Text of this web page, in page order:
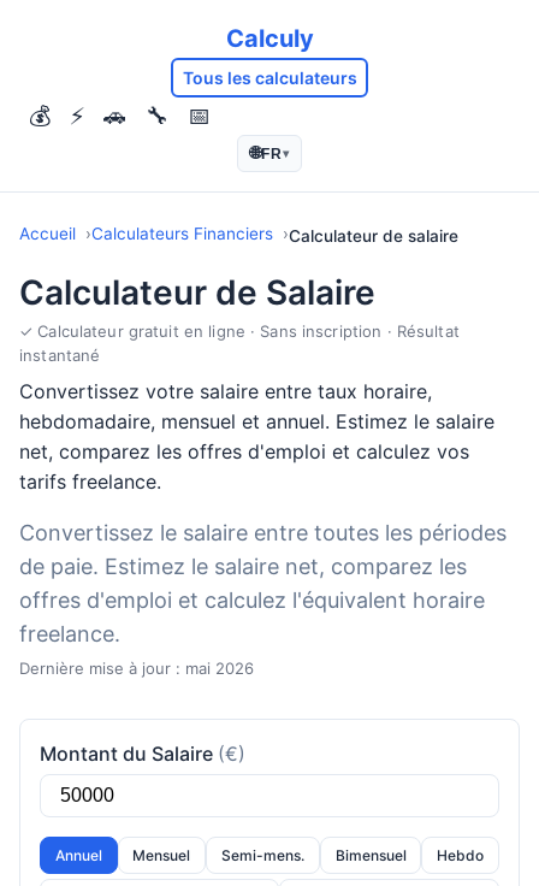
Calculy
Tous les calculateurs
💰 ⚡ 🚗 🔧 📅
🌐FR▾
Accueil Calculateurs Financiers Calculateur de salaire
Calculateur de Salaire
✓ Calculateur gratuit en ligne · Sans inscription · Résultat
instantané
Convertissez votre salaire entre taux horaire,
hebdomadaire, mensuel et annuel. Estimez le salaire
net, comparez les offres d'emploi et calculez vos
tarifs freelance.
Convertissez le salaire entre toutes les périodes
de paie. Estimez le salaire net, comparez les
offres d'emploi et calculez l'équivalent horaire
freelance.
Dernière mise à jour : mai 2026
Montant du Salaire (€)
Annuel Mensuel Semi-mens. Bimensuel Hebdo